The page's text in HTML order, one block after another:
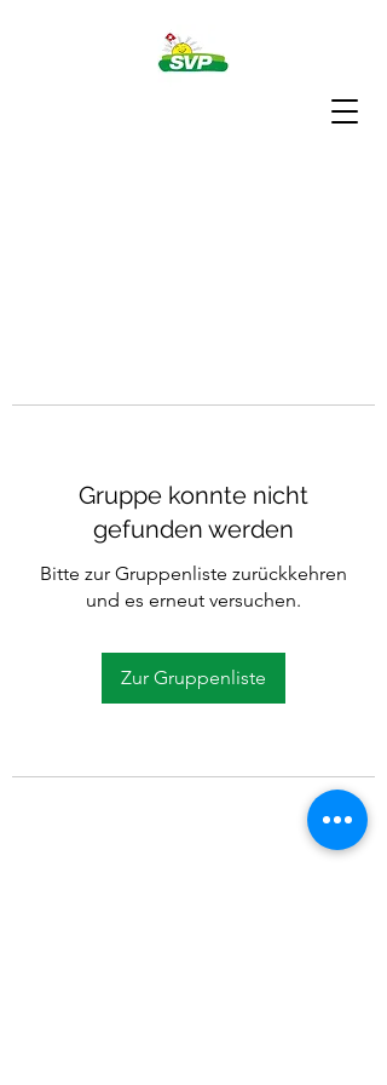
Gruppe konnte nicht
gefunden werden
Bitte zur Gruppenliste zurückkehren
und es erneut versuchen.
Zur Gruppenliste